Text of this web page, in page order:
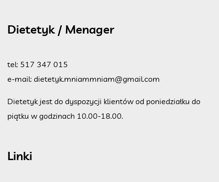
Dietetyk / Menager
tel: 517 347 015
e-mail: dietetyk.mniammniam@gmail.com
Dietetyk jest do dyspozycji klientów od poniedziałku do
piątku w godzinach 10.00-18.00.
Linki